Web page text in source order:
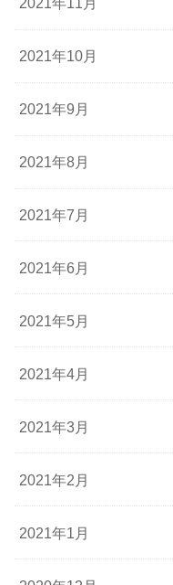
2021年10月
2021年9月
2021年8月
2021年7月
2021年6月
2021年5月
2021年4月
2021年3月
2021年2月
2021年1月